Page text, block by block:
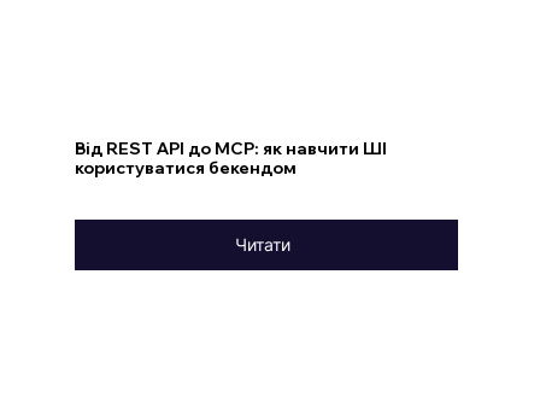
Від REST API до MCP: як навчити ШІ
користуватися бекендом
Читати